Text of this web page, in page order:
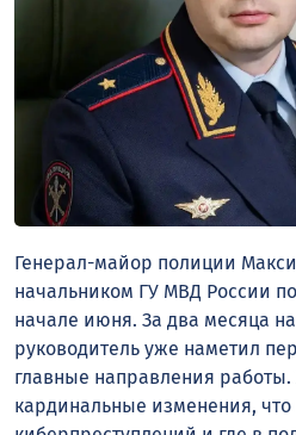
Генерал-майор полиции
начальником ГУ МВД России
начале июня. За два месяца
руководитель уже наметил
главные направления
кардинальные изменения, что